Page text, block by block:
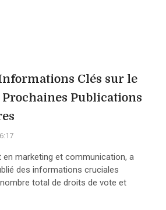
Clés sur le
Prochaines Publications
en marketing et communication, a
des informations cruciales
total de droits de vote et